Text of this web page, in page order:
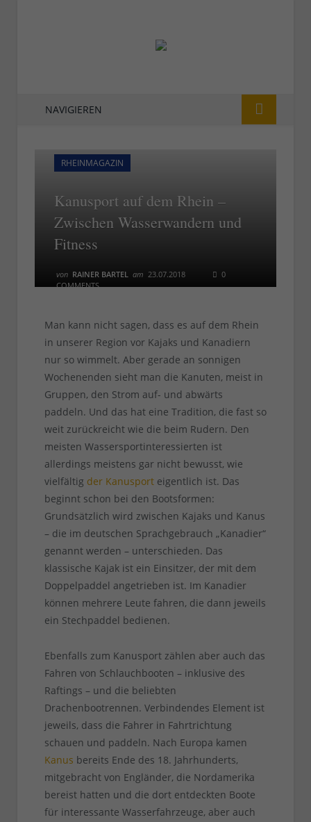
NAVIGIEREN
RHEINMAGAZIN
Kanusport auf dem Rhein –
Zwischen Wasserwandern und
Fitness
von RAINER BARTEL am 23.07.2018
0
COMMENTS
Man kann nicht sagen, dass es auf dem Rhein
in unserer Region vor Kajaks und Kanadiern
nur so wimmelt. Aber gerade an sonnigen
Wochenenden sieht man die Kanuten, meist in
Gruppen, den Strom auf- und abwärts
paddeln. Und das hat eine Tradition, die fast so
weit zurückreicht wie die beim Rudern. Den
meisten Wassersportinteressierten ist
allerdings meistens gar nicht bewusst, wie
vielfältig der Kanusporteigentlich ist. Das
beginnt schon bei den Bootsformen:
Grundsätzlich wird zwischen Kajaks und Kanus
– die im deutschen Sprachgebrauch „Kanadier“
genannt werden – unterschieden. Das
klassische Kajak ist ein Einsitzer, der mit dem
Doppelpaddel angetrieben ist. Im Kanadier
können mehrere Leute fahren, die dann jeweils
ein Stechpaddel bedienen.
Ebenfalls zum Kanusport zählen aber auch das
Fahren von Schlauchbooten – inklusive des
Raftings – und die beliebten
Drachenbootrennen. Verbindendes Element ist
jeweils, dass die Fahrer in Fahrtrichtung
schauen und paddeln. Nach Europa kamen
Kanus bereits Ende des 18. Jahrhunderts,
mitgebracht von Engländer, die Nordamerika
bereist hatten und die dort entdeckten Boote
für interessante Wasserfahrzeuge, aber auch